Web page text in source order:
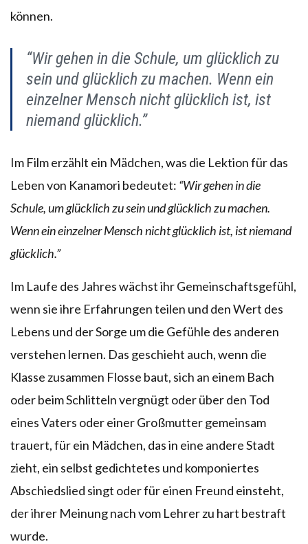
können.
“Wir gehen in die Schule, um glücklich zu
sein und glücklich zu machen. Wenn ein
einzelner Mensch nicht glücklich ist, ist
niemand glücklich.”
Im Film erzählt ein Mädchen, was die Lektion für das
Leben von Kanamori bedeutet: “Wir gehen in die
Schule, um glücklich zu sein und glücklich zu machen.
Wenn ein einzelner Mensch nicht glücklich ist, ist niemand
glücklich.”
Im Laufe des Jahres wächst ihr Gemeinschaftsgefühl,
wenn sie ihre Erfahrungen teilen und den Wert des
Lebens und der Sorge um die Gefühle des anderen
verstehen lernen. Das geschieht auch, wenn die
Klasse zusammen Flosse baut, sich an einem Bach
oder beim Schlitteln vergnügt oder über den Tod
eines Vaters oder einer Großmutter gemeinsam
trauert, für ein Mädchen, das in eine andere Stadt
zieht, ein selbst gedichtetes und komponiertes
Abschiedslied singt oder für einen Freund einsteht,
der ihrer Meinung nach vom Lehrer zu hart bestraft
wurde.